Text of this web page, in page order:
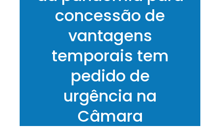
concessão de
vantagens
temporais tem
pedido de
urgência na
Câmara